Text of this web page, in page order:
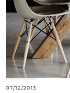
07/12/2013